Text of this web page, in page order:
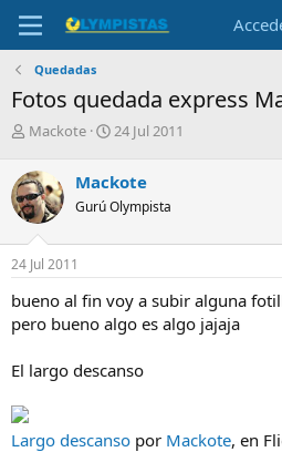
Quedadas
Fotos quedada express
I
i
c
i
a
d
o
d
e
t
m
a
Mackote
F
h
a
e
i
c
o
24 Jul 2011
Mackote
Gurú Olympista
24 Jul 2011
bueno al fin voy a subir alguna
pero bueno algo es algo jajaja
El largo descanso
Largo descanso por Mackote, en